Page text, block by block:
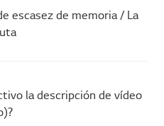
escasez de memoria / La
la descripción de vídeo